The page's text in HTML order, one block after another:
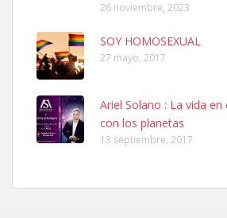
Adopcion
Busco casa de acogida para mi perrita ya que
no la puedo tener. Solo gente r...
26 noviembre, 2023
SOY HOMOSEXUAL
27 mayo, 2017
Ariel Solano : La vida
con los planetas
13 septiembre, 2017